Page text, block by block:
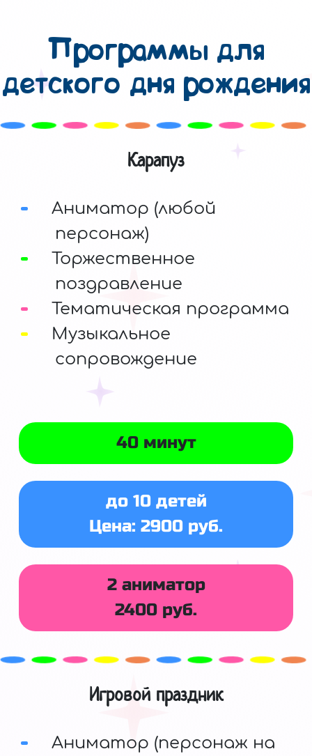
Программы для
детского дня рождения
Карапуз
Аниматор (любой
персонаж)
Торжественное
поздравление
Тематическая программа
Музыкальное
сопровождение
40 минут
до 10 детей
Цена: 2900 руб.
2 аниматор
2400 руб.
Игровой праздник
Аниматор (персонаж на